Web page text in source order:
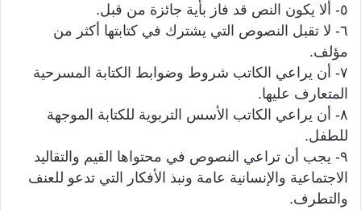
٥- ألا يكون النص قد فاز بأية جائزة من قبل.
٦- لا تقبل النصوص التي يشترك في كتابتها أكثر من
مؤلف.
٧- أن يراعي الكاتب شروط وضوابط الكتابة المسرحية
المتعارف عليها.
٨- أن يراعي الكاتب الأسس التربوية للكتابة الموجهة
للطفل.
٩- يجب أن تراعي النصوص في محتواها القيم والتقاليد
الاجتماعية والإنسانية عامة ونبذ الأفكار التي تدعو للعنف
والتطرف.